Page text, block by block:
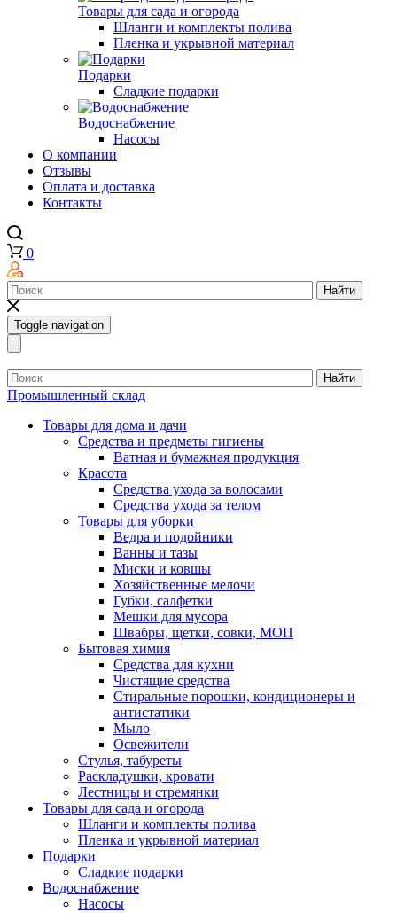
Товары для сада и огорода
Шланги и комплекты полива
Пленка и укрывной материал
Подарки
Cладкие подарки
Водоснабжение
Насосы
О компании
Отзывы
Оплата и доставка
Контакты
0
Найти
Toggle navigation
Найти
Промышленный склад
Товары для дома и дачи
Средства и предметы гигиены
Ватная и бумажная продукция
Красота
Средства ухода за волосами
Средства ухода за телом
Товары для уборки
Ведра и подойники
Ванны и тазы
Миски и ковшы
Хозяйственные мелочи
Губки, салфетки
Мешки для мусора
Швабры, щетки, совки, МОП
Бытовая химия
Средства для кухни
Чистящие средства
Стиральные порошки, кондиционеры и
антистатики
Мыло
Освежители
Стулья, табуреты
Раскладушки, кровати
Лестницы и стремянки
Товары для сада и огорода
Шланги и комплекты полива
Пленка и укрывной материал
Подарки
Cладкие подарки
Водоснабжение
Насосы